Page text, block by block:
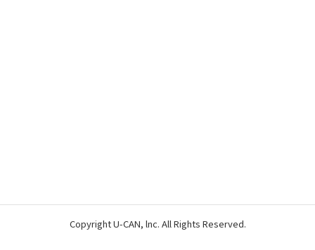
Copyright U-CAN, lnc. All Rights Reserved.